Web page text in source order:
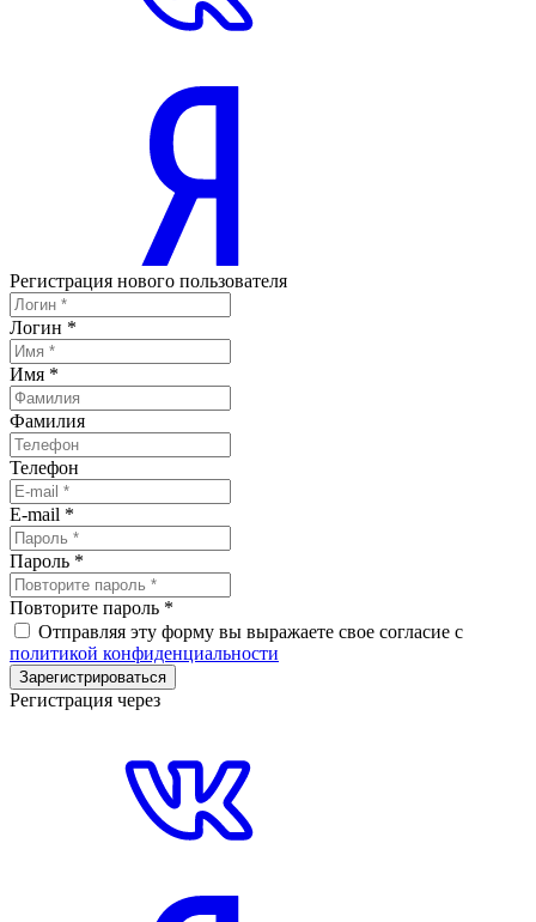
Регистрация нового пользователя
Логин *
Имя *
Фамилия
Телефон
E-mail *
Пароль *
Повторите пароль *
Отправляя эту форму вы выражаете свое согласие с
политикой конфиденциальности
Зарегистрироваться
Регистрация через